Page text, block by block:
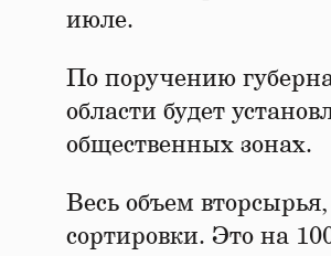
июле.
По поручению
области будет
общественных зонах.
Весь объем
сортировки. Это на